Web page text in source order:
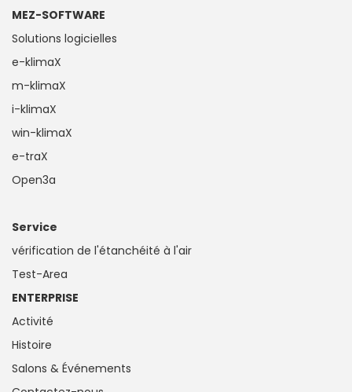
MEZ-SOFTWARE
Solutions logicielles
e-klimaX
m-klimaX
i-klimaX
win-klimaX
e-traX
Open3a
Service
vérification de l'étanchéité à l'air
Test-Area
ENTERPRISE
Activité
Histoire
Salons & Événements